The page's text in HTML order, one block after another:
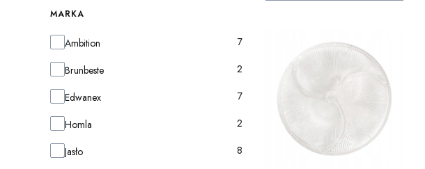
MARKA
Marka
Ambition 7
Brunbeste 2
Edwanex 7
Homla 2
Jasło 8